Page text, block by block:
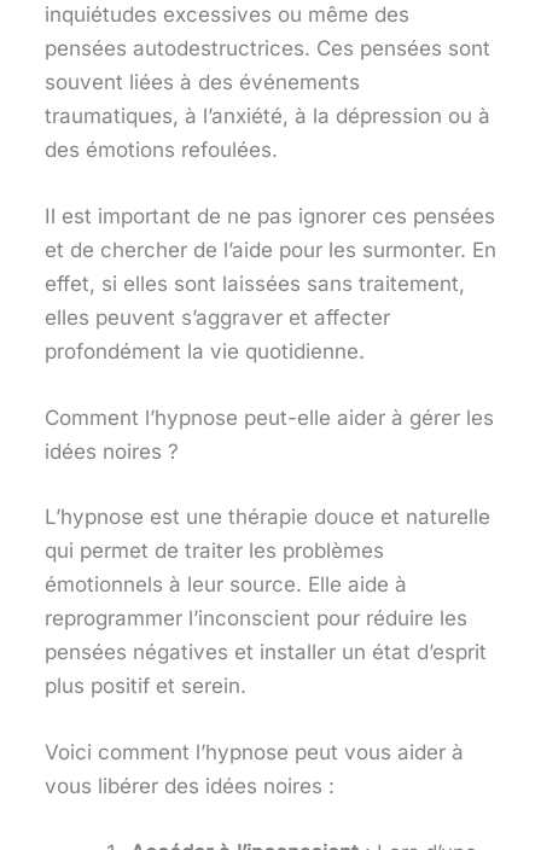
inquiétudes excessives ou même des
pensées autodestructrices. Ces pensées sont
souvent liées à des événements
traumatiques, à l’anxiété, à la dépression ou à
des émotions refoulées.
Il est important de ne pas ignorer ces pensées
et de chercher de l’aide pour les surmonter. En
effet, si elles sont laissées sans traitement,
elles peuvent s’aggraver et affecter
profondément la vie quotidienne.
Comment l’hypnose peut-elle aider à gérer les
idées noires ?
L’hypnose est une thérapie douce et naturelle
qui permet de traiter les problèmes
émotionnels à leur source. Elle aide à
reprogrammer l’inconscient pour réduire les
pensées négatives et installer un état d’esprit
plus positif et serein.
Voici comment l’hypnose peut vous aider à
vous libérer des idées noires :